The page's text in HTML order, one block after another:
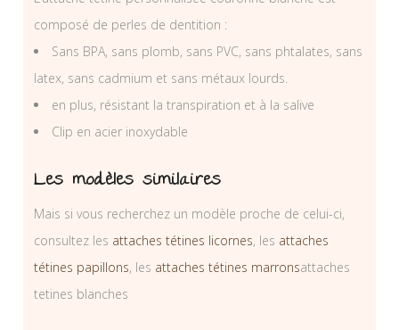
composé de perles de dentition :
Sans BPA, sans plomb, sans PVC, sans phtalates, sans
latex, sans cadmium et sans métaux lourds.
en plus, résistant la transpiration et à la salive
Clip en acier inoxydable
Les modèles similaires
Mais si vous recherchez un modèle proche de celui-ci,
consultez les attaches tétines licornes, les attaches
tétines papillons, les attaches tétines marronsattaches
tetines blanches